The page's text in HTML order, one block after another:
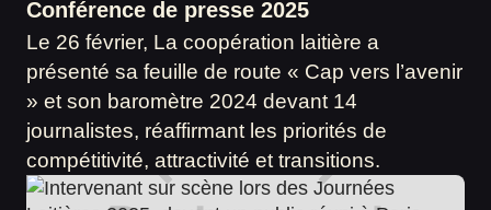
Conférence de presse 2025
Le 26 février, La coopération laitière a
présenté sa feuille de route « Cap vers l’avenir
» et son baromètre 2024 devant 14
journalistes, réaffirmant les priorités de
compétitivité, attractivité et transitions.